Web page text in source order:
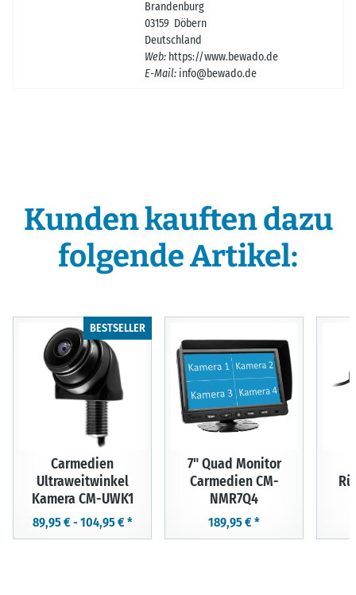
Brandenburg
03159 Döbern
Deutschland
Web: https://www.bewado.de
E-Mail: info@bewado.de
Kunden kauften dazu
folgende Artikel:
BESTSELLER
Carmedien
Ultraweitwinkel
Kamera CM-UWK1
89,95 € -104,95 € *
7" Quad Monitor
Carmedien CM-
NMR7Q4
189,95 € *